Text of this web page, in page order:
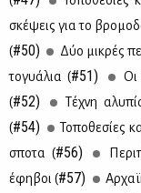
σκέ­ψεις για το
(#50) Δύο μι­κρές
το­γυά­λια (#51)
Οι
(#52) Τέ­χνη
(#54) Το­πο­θε­σί­ες
σπο­τα (#56)
έφη­βοι (#57)